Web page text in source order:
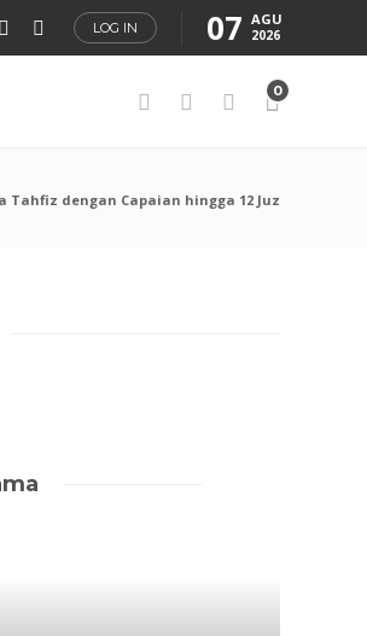
LOG IN 07 AGU
2026
0
Tahfiz dengan Capaian hingga 12 Juz